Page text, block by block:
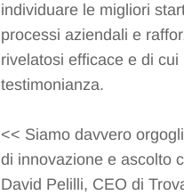
individuare le migliori
processi aziendali e
rivelatosi efficace e di
testimonianza.
<< Siamo davvero
di innovazione e ascolto
David Pelilli, CEO di